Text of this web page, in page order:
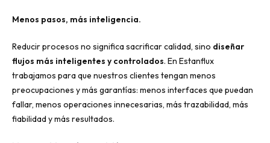
Menos pasos, más inteligencia.
Reducir procesos no significa sacrificar calidad, sino diseñar
flujos más inteligentes y controlados. En Estanflux
trabajamos para que nuestros clientes tengan menos
preocupaciones y más garantías: menos interfaces que puedan
fallar, menos operaciones innecesarias, más trazabilidad, más
fiabilidad y más resultados.